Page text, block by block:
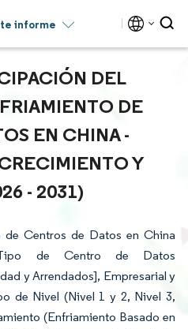
informe
DEL
DE
EN CHINA -
Y
- 2031)
Centros de Datos en China
de Centro de Datos
y Arrendados], Empresarial y
de Nivel (Nivel 1 y 2, Nivel 3,
(Enfriamiento Basado en